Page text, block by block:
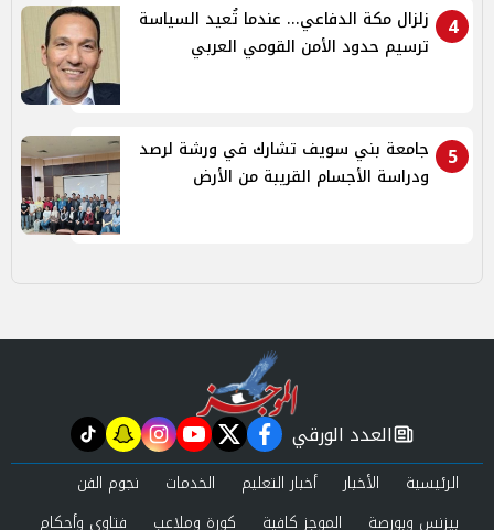
4
زلزال مكة الدفاعي... عندما تُعيد السياسة
ترسيم حدود الأمن القومي العربي
5
جامعة بني سويف تشارك في ورشة لرصد
ودراسة الأجسام القريبة من الأرض
newspaper
العدد الورقي facebook
twitter
youtube
instagram
snapchat
tiktok
الرئيسية الأخبار أخبار التعليم الخدمات
نجوم الفن
بيزنس وبورصة
الموجز كافية كورة وملاعب فتاوى وأحكام